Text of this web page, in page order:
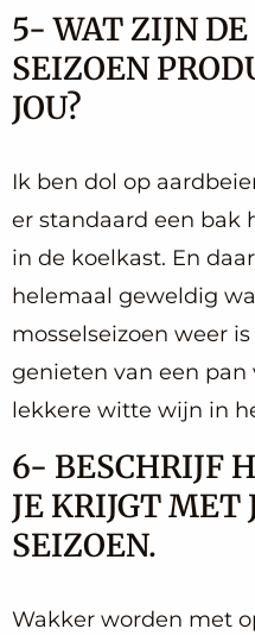
5- WAT ZIJN
SEIZOEN
JOU?
Ik ben dol op
er standaard een bak
in de koelkast. En
helemaal geweldig
mosselseizoen weer
genieten van een pan
lekkere witte wijn in
6- BESCHRIJF
JE KRIJGT MET
SEIZOEN.
Wakker worden met